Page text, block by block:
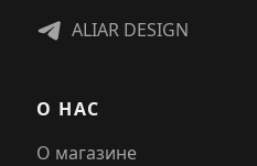
ALIAR DESIGN
О НАС
О магазине